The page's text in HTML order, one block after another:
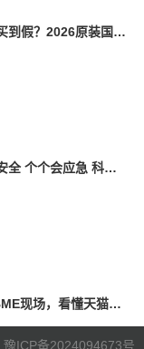
海淘怕买到假？2026原装国产羊奶粉靠谱的正规品牌有哪些？
人人讲安全 个个会应急 科学应对防震避险
直击CBME现场，看懂天猫母婴“造牌”逻辑
豫ICP备2024094673号